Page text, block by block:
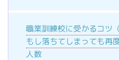
職業訓練校に受かるコツ
もし落ちてしまっても再
人数